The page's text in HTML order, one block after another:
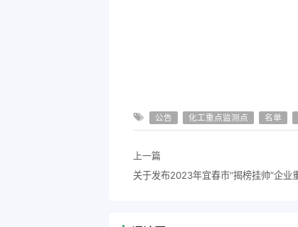
公告 化工重点监测点 名单
上一篇